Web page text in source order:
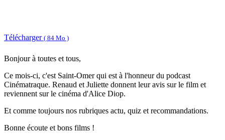
Télécharger ( 84 Mo )
Bonjour à toutes et tous,
Ce mois-ci, c'est Saint-Omer qui est à l'honneur du podcast
Cinématraque. Renaud et Juliette donnent leur avis sur le film et
reviennent sur le cinéma d'Alice Diop.
Et comme toujours nos rubriques actu, quiz et recommandations.
Bonne écoute et bons films !